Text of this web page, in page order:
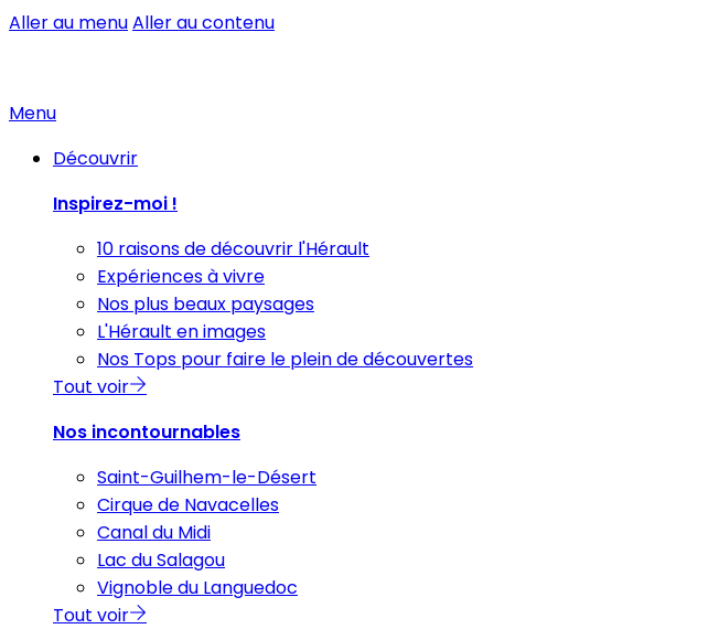
Aller au menuAller au contenu
Menu
Découvrir
Inspirez-moi !
10 raisons de découvrir l'Hérault
Expériences à vivre
Nos plus beaux paysages
L'Hérault en images
Nos Tops pour faire le plein de découvertes
Tout voir
Nos incontournables
Saint-Guilhem-le-Désert
Cirque de Navacelles
Canal du Midi
Lac du Salagou
Vignoble du Languedoc
Tout voir